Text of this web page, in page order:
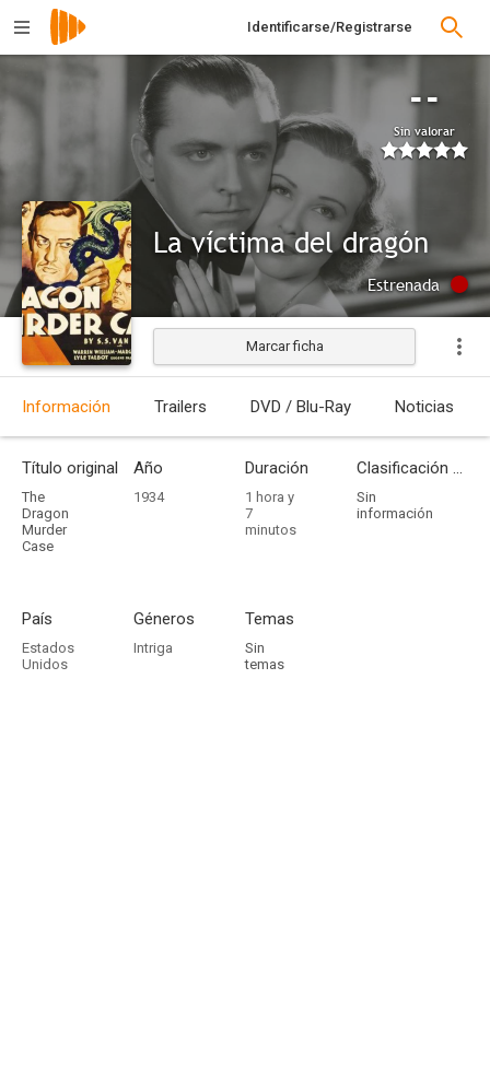
Identificarse/Registrarse
--
Sin valorar
La víctima del dragón
Estrenada
Marcar ficha
Información Trailers DVD / Blu-Ray Noticias
Título original
The
Dragon
Murder
Case
Año
1934
Duración
1 hora y
7
minutos
Clasificación por edades
Sin
información
País
Estados
Unidos
Géneros
Intriga
Temas
Sin
temas